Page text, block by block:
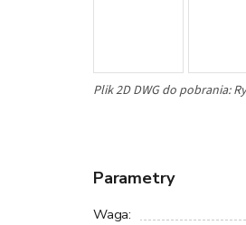
Plik 2D DWG do pobrania:
Parametry
Waga: